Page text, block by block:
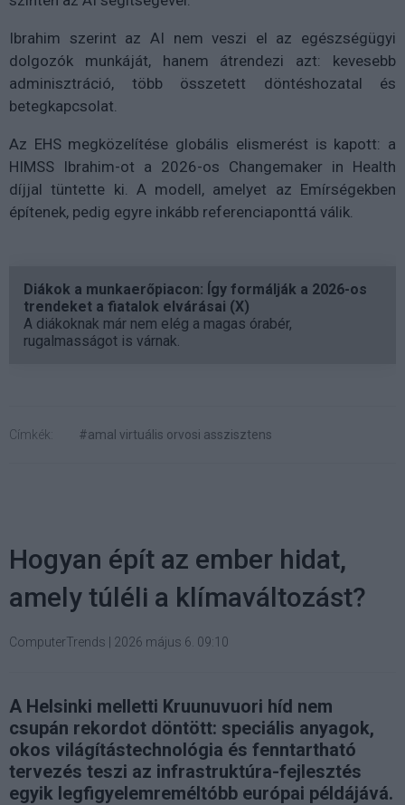
Ibrahim szerint az AI nem veszi el az egészségügyi
dolgozók munkáját, hanem átrendezi azt: kevesebb
adminisztráció, több összetett döntéshozatal és
betegkapcsolat.
Az EHS megközelítése globális elismerést is kapott: a
HIMSS Ibrahim-ot a 2026-os Changemaker in Health
díjjal tüntette ki. A modell, amelyet az Emírségekben
építenek, pedig egyre inkább referenciaponttá válik.
Diákok a munkaerőpiacon: Így formálják a 2026-os
trendeket a fiatalok elvárásai (X)
A diákoknak már nem elég a magas órabér,
rugalmasságot is várnak.
Címkék: #amal virtuális orvosi asszisztens
Hogyan épít az ember hidat,
amely túléli a klímaváltozást?
ComputerTrends | 2026 május 6. 09:10
A Helsinki melletti Kruunuvuori híd nem
csupán rekordot döntött: speciális anyagok,
okos világítástechnológia és fenntartható
tervezés teszi az infrastruktúra-fejlesztés
egyik legfigyelemreméltóbb európai példájává.